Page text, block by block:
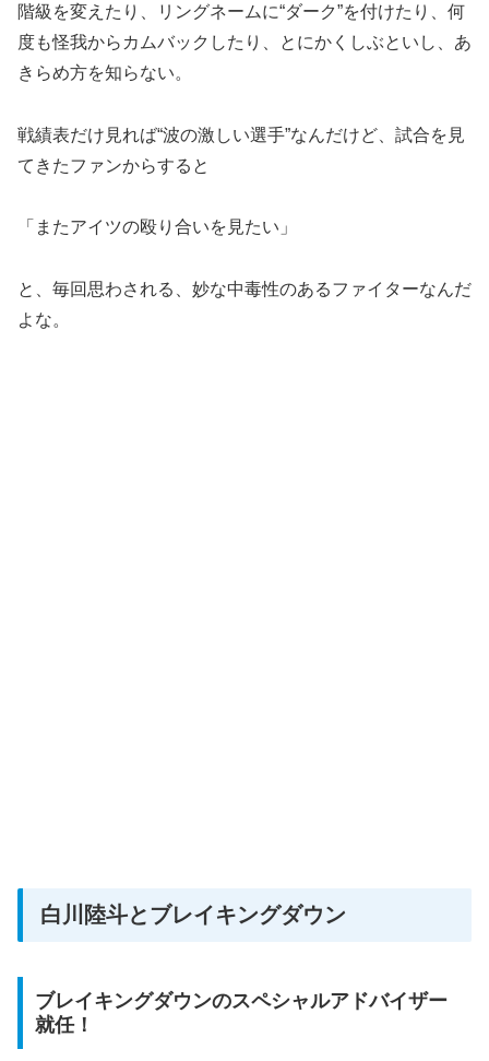
階級を変えたり、リングネームに“ダーク”を付けたり、何
度も怪我からカムバックしたり、とにかくしぶといし、あ
きらめ方を知らない。
戦績表だけ見れば“波の激しい選手”なんだけど、試合を見
てきたファンからすると
「またアイツの殴り合いを見たい」
と、毎回思わされる、妙な中毒性のあるファイターなんだ
よな。
白川陸斗とブレイキングダウン
ブレイキングダウンのスペシャルアドバイザー
就任！